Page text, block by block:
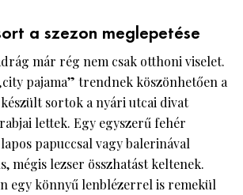
a szezon meglepetése
már rég nem csak otthoni viselet.
pajama” trendnek köszönhetően a
sortok a nyári utcai divat
lettek. Egy egyszerű fehér
papuccsal vagy balerinával
mégis lezser összhatást keltenek.
egy könnyű lenblézerrel is remekül